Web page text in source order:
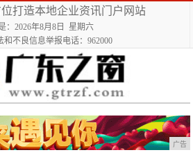
打造本地企业资讯门户网站
：2026年8月8日 星期六
和不良信息举报电话：962000
广告